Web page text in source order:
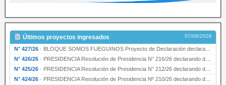
Últimos proyectos ingresados 07/08/2026
N° 427/26 · BLOQUE SOMOS FUEGUINOS Proyecto de Declaración declarando de interés provincial PRESIDENCI…
N° 426/26 · PRESIDENCIA Resolución de Presidencia N° 216/26 declarando de interés provincial la labor …
N° 425/26 · PRESIDENCIA Resolución de Presidencia N° 212/26 declarando de interés provincial el “50° A…
N° 424/26 · PRESIDENCIA Resolución de Presidencia Nº 210/26 declarando de interés provincial el proyec…